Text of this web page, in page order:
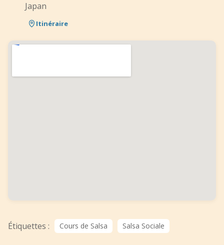
Japan
Itinéraire
Étiquettes : Cours de Salsa Salsa Sociale